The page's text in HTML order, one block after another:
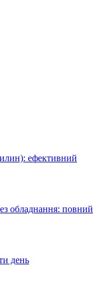
ефективний
обладнання: повний
день